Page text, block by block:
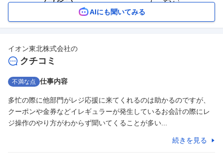
AIにも聞いてみる
イオン東北株式会社の
クチコミ
不満な点 仕事内容
多忙の際に他部門がレジ応援に来てくれるのは助かるのですが、
クーポンや金券などイレギュラーが発生しているお会計の際にレ
ジ操作のやり方がわからず聞いてくることが多い...
続きを見る